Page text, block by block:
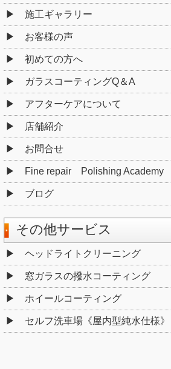
施工ギャラリー
お客様の声
初めての方へ
ガラスコーティングQ＆A
アフターケアについて
店舗紹介
お問合せ
Fine repair Polishing Academy
ブログ
その他サービス
ヘッドライトクリーニング
窓ガラスの撥水コーティング
ホイールコーティング
セルフ洗車場《屋内型純水仕様》